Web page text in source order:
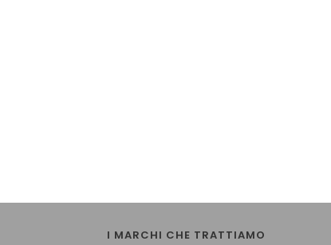
I MARCHI CHE TRATTIAMO